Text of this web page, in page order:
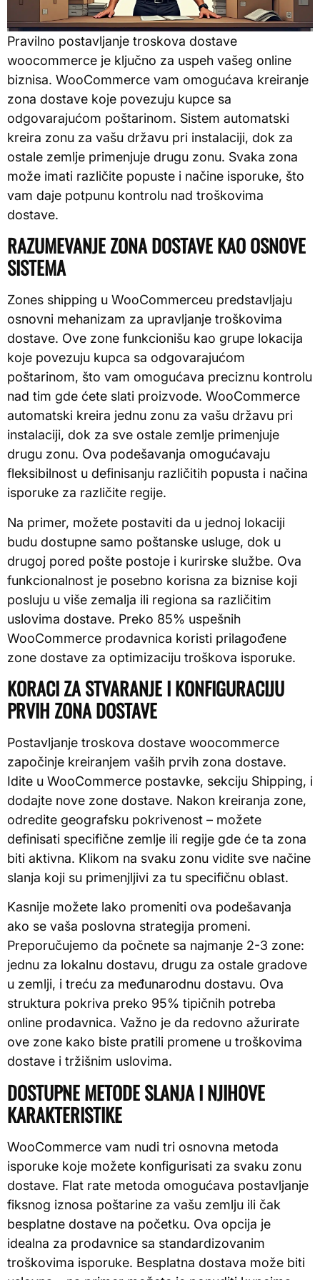
Pravilno postavljanje troskova dostave
woocommerce je ključno za uspeh vašeg online
biznisa. WooCommerce vam omogućava kreiranje
zona dostave koje povezuju kupce sa
odgovarajućom poštarinom. Sistem automatski
kreira zonu za vašu državu pri instalaciji, dok za
ostale zemlje primenjuje drugu zonu. Svaka zona
može imati različite popuste i načine isporuke, što
vam daje potpunu kontrolu nad troškovima
dostave.
RAZUMEVANJE ZONA DOSTAVE KAO OSNOVE
SISTEMA
Zones shipping u WooCommerceu predstavljaju
osnovni mehanizam za upravljanje troškovima
dostave. Ove zone funkcionišu kao grupe lokacija
koje povezuju kupca sa odgovarajućom
poštarinom, što vam omogućava preciznu kontrolu
nad tim gde ćete slati proizvode. WooCommerce
automatski kreira jednu zonu za vašu državu pri
instalaciji, dok za sve ostale zemlje primenjuje
drugu zonu. Ova podešavanja omogućavaju
fleksibilnost u definisanju različitih popusta i načina
isporuke za različite regije.
Na primer, možete postaviti da u jednoj lokaciji
budu dostupne samo poštanske usluge, dok u
drugoj pored pošte postoje i kurirske službe. Ova
funkcionalnost je posebno korisna za biznise koji
posluju u više zemalja ili regiona sa različitim
uslovima dostave. Preko 85% uspešnih
WooCommerce prodavnica koristi prilagođene
zone dostave za optimizaciju troškova isporuke.
KORACI ZA STVARANJE I KONFIGURACIJU
PRVIH ZONA DOSTAVE
Postavljanje troskova dostave woocommerce
započinje kreiranjem vaših prvih zona dostave.
Idite u WooCommerce postavke, sekciju Shipping, i
dodajte nove zone dostave. Nakon kreiranja zone,
odredite geografsku pokrivenost – možete
definisati specifične zemlje ili regije gde će ta zona
biti aktivna. Klikom na svaku zonu vidite sve načine
slanja koji su primenjljivi za tu specifičnu oblast.
Kasnije možete lako promeniti ova podešavanja
ako se vaša poslovna strategija promeni.
Preporučujemo da počnete sa najmanje 2-3 zone:
jednu za lokalnu dostavu, drugu za ostale gradove
u zemlji, i treću za međunarodnu dostavu. Ova
struktura pokriva preko 95% tipičnih potreba
online prodavnica. Važno je da redovno ažurirate
ove zone kako biste pratili promene u troškovima
dostave i tržišnim uslovima.
DOSTUPNE METODE SLANJA I NJIHOVE
KARAKTERISTIKE
WooCommerce vam nudi tri osnovna metoda
isporuke koje možete konfigurisati za svaku zonu
dostave. Flat rate metoda omogućava postavljanje
fiksnog iznosa poštarine za vašu zemlju ili čak
besplatne dostave na početku. Ova opcija je
idealna za prodavnice sa standardizovanim
troškovima isporuke. Besplatna dostava može biti